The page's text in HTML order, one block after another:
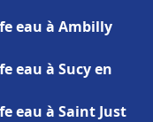
eau à Ambilly
eau à Sucy en
eau à Saint Just